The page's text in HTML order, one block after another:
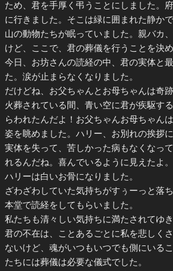
ため、君を手厚く弔うことにしました。
に行きました。そこは緑に囲まれた静か
山の動物たちが眠っていました。親バカ
けど、ここで、君の葬儀を行うことを決め
今日、お坊さんの読経の中、君の実体と
た。涙が止まらなくなりました。
だけどね、お父ちゃんとお母ちゃんは奇
火葬されている間、青い空に君が疾駆す
らわれたんだよ！お父ちゃんお母ちゃん
姿を眺めました。ハリー、お別れの挨拶
実体を失って、苦しかった病もなくなっ
れるんだね。喜んでいるように見えたよ。
ハリーは白いお骨になりました。
ざわざわしていた気持ちがすぅーっと落ち
本堂で読経をしてもらいました。
私たちも清々しい気持ちに満たされてゆき
君の不在は、ことあるごとに私を悲しく
ないけど、魂がいつもいつでも側にいる
たちには葬儀は必要な儀式でした。